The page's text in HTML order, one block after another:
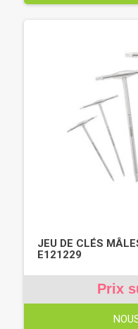
JEU DE CLÉS
E121229
Prix